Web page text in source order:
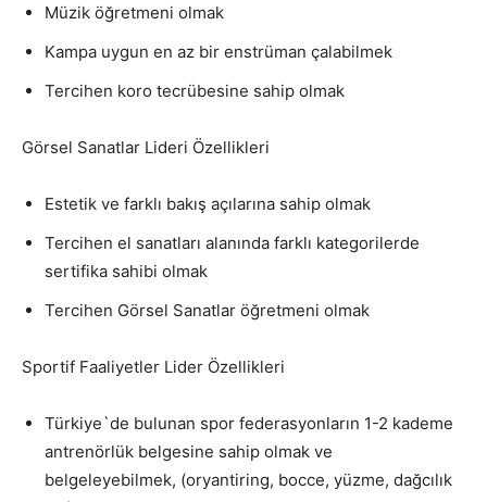
Müzik öğretmeni olmak
Kampa uygun en az bir enstrüman çalabilmek
Tercihen koro tecrübesine sahip olmak
Görsel Sanatlar Lideri Özellikleri
Estetik ve farklı bakış açılarına sahip olmak
Tercihen el sanatları alanında farklı kategorilerde
sertifika sahibi olmak
Tercihen Görsel Sanatlar öğretmeni olmak
Sportif Faaliyetler Lider Özellikleri
Türkiye`de bulunan spor federasyonların 1-2 kademe
antrenörlük belgesine sahip olmak ve
belgeleyebilmek, (oryantiring, bocce, yüzme, dağcılık